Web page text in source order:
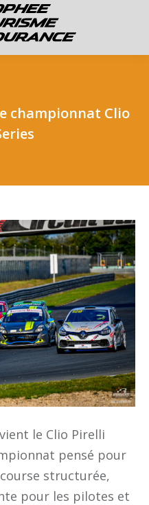
championnat Clio
le Clio Pirelli
pensé pour
structurée,
pour les pilotes et